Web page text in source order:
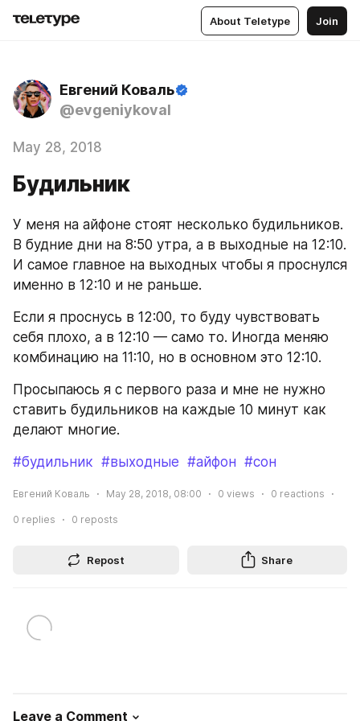
About Teletype Join
Евгений Коваль
@evgeniykoval
May 28, 2018
Будильник
У меня на айфоне стоят несколько будильников.
В будние дни на 8:50 утра, а в выходные на 12:10.
И самое главное на выходных чтобы я проснулся
именно в 12:10 и не раньше.
Если я проснусь в 12:00, то буду чувствовать
себя плохо, а в 12:10 — само то. Иногда меняю
комбинацию на 11:10, но в основном это 12:10.
Просыпаюсь я с первого раза и мне не нужно
ставить будильников на каждые 10 минут как
делают многие.
#будильник #выходные #айфон #сон
Евгений Коваль May 28, 2018, 08:00 0 views 0 reactions
0 replies 0 reposts
Repost Share
Leave a Comment